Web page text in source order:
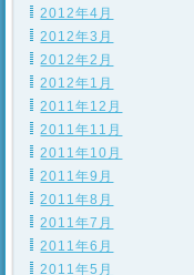
2012年4月
2012年3月
2012年2月
2012年1月
2011年12月
2011年11月
2011年10月
2011年9月
2011年8月
2011年7月
2011年6月
2011年5月